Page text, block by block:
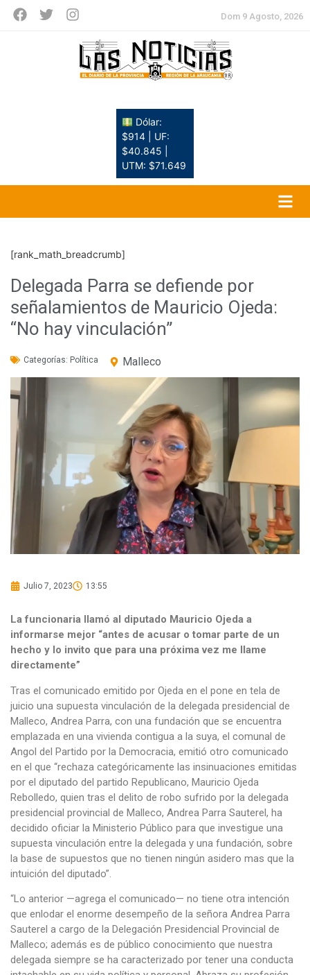
Dom 9 Agosto, 2026
Dólar:
$914 | UF:
$40.845 |
UTM: $71.649
[rank_math_breadcrumb]
Delegada Parra se defiende por
señalamientos de Mauricio Ojeda:
“No hay vinculación”
Categorías: Política Malleco
Julio 7, 2023 13:55
La funcionaria llamó al diputado Mauricio Ojeda a
informarse mejor “antes de acusar o tomar parte de un
hecho y lo invito que para una próxima vez me llame
directamente”
Tras el comunicado emitido por Ojeda en el pone en tela de
juicio una supuesta vinculación de la delegada presidencial de
Malleco, Andrea Parra, con una fundación que se encuentra
emplazada en una vivienda contigua a la suya, el comunal de
Angol del Partido por la Democracia, emitió otro comunicado
en el que “rechaza categóricamente las insinuaciones emitidas
por el diputado del partido Republicano, Mauricio Ojeda
Rebolledo, quien tras el delito de robo sufrido por la delegada
presidencial provincial de Malleco, Andrea Parra Sauterel, ha
decidido oficiar la Ministerio Público para que investigue una
supuesta vinculación entre la delegada y una fundación, sobre
la base de supuestos que no tienen ningún asidero mas que la
intuición del diputado”.
“Lo anterior —agrega el comunicado— no tiene otra intención
que enlodar el enorme desempeño de la señora Andrea Parra
Sauterel a cargo de la Delegación Presidencial Provincial de
Malleco; además es de público conocimiento que nuestra
delegada siempre se ha caracterizado por tener una conducta